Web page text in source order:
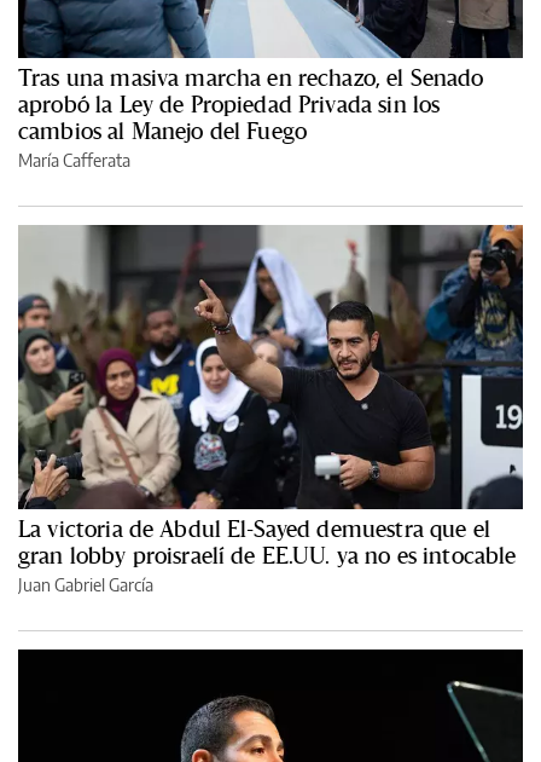
Tras una masiva marcha en rechazo, el Senado
aprobó la Ley de Propiedad Privada sin los
cambios al Manejo del Fuego
María Cafferata
La victoria de Abdul El-Sayed demuestra que el
gran lobby proisraelí de EE.UU. ya no es intocable
Juan Gabriel García